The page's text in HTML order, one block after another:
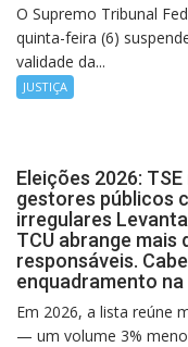
O Supremo Tribunal
quinta-feira (6)
validade da...
JUSTIÇA
Eleições 2026:
gestores públicos
irregulares
TCU abrange mais
responsáveis.
enquadramento
Em 2026, a lista reúne
— um volume 3%